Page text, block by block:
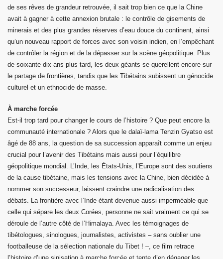
de ses rêves de grandeur retrouvée, il sait trop bien ce que la Chine
avait à gagner à cette annexion brutale : le contrôle de gisements de
minerais et des plus grandes réserves d’eau douce du continent, ainsi
qu’un nouveau rapport de forces avec son voisin indien, en l’empêchant
de contrôler la région et de la dépasser sur la scène géopolitique. Plus
de soixante-dix ans plus tard, les deux géants se querellent encore sur
le partage de frontières, tandis que les Tibétains subissent un génocide
culturel et un ethnocide de masse.
À marche forcée
Est-il trop tard pour changer le cours de l’histoire ? Que peut encore la
communauté internationale ? Alors que le dalaï-lama Tenzin Gyatso est
âgé de 88 ans, la question de sa succession apparaît comme un enjeu
crucial pour l’avenir des Tibétains mais aussi pour l’équilibre
géopolitique mondial. L’Inde, les États-Unis, l’Europe sont des soutiens
de la cause tibétaine, mais les tensions avec la Chine, bien décidée à
nommer son successeur, laissent craindre une radicalisation des
débats. La frontière avec l’Inde étant devenue aussi imperméable que
celle qui sépare les deux Corées, personne ne sait vraiment ce qui se
déroule de l’autre côté de l’Himalaya. Avec les témoignages de
tibétologues, sinologues, journalistes, activistes – sans oublier une
footballeuse de la sélection nationale du Tibet ! –, ce film retrace